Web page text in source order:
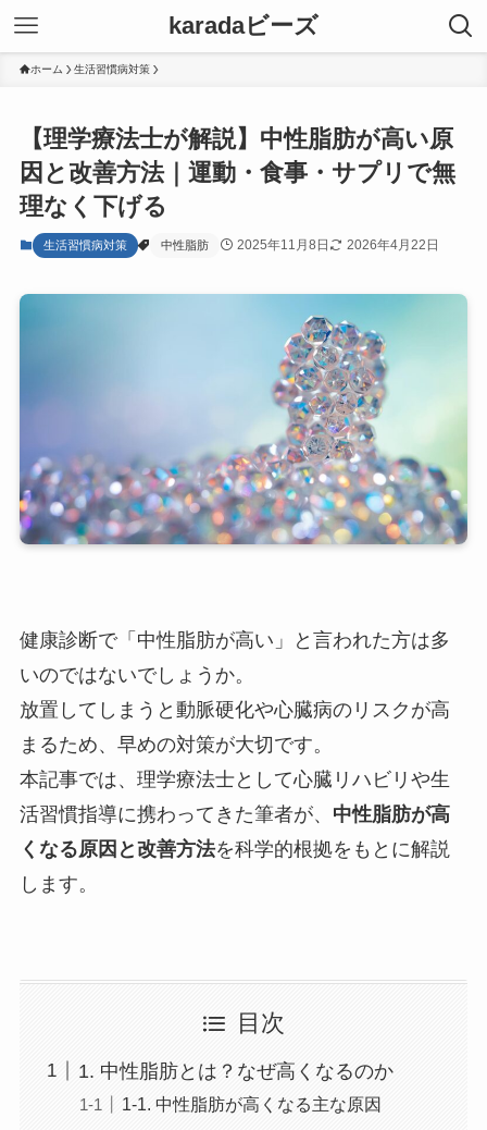
karadaビーズ
ホーム 生活習慣病対策
【理学療法士が解説】中性脂肪が高い原
因と改善方法｜運動・食事・サプリで無
理なく下げる
生活習慣病対策 中性脂肪 2025年11月8日 2026年4月22日
健康診断で「中性脂肪が高い」と言われた方は多
いのではないでしょうか。
放置してしまうと動脈硬化や心臓病のリスクが高
まるため、早めの対策が大切です。
本記事では、理学療法士として心臓リハビリや生
活習慣指導に携わってきた筆者が、 中性脂肪が高
くなる原因と改善方法を科学的根拠をもとに解説
します。
目次
1. 中性脂肪とは？なぜ高くなるのか
1-1. 中性脂肪が高くなる主な原因